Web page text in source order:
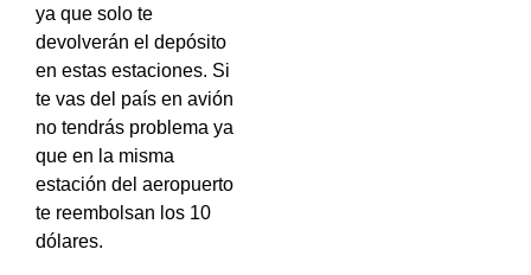
ya que solo te
devolverán el depósito
en estas estaciones. Si
te vas del país en avión
no tendrás problema ya
que en la misma
estación del aeropuerto
te reembolsan los 10
dólares.